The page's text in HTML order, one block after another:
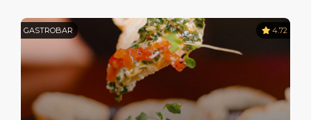
GASTROBAR 4.72